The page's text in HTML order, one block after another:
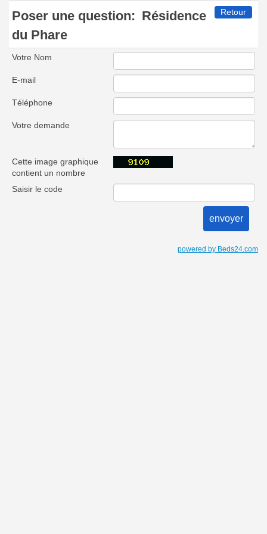
Retour
Poser une question: Résidence
du Phare
Votre Nom
E-mail
Téléphone
Votre demande
Cette image graphique
contient un nombre
Saisir le code
powered by Beds24.com